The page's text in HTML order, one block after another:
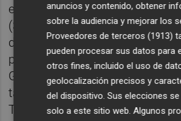
emergencias (Comdes) y la red
(Sirdee). Esta integración
de grupos mixtos de
por distintos cuerpos, como
Guardia Civil o Policía
tanto terminales móviles
Tetra o Tetrapol.
anuncios y contenido, obtener
sobre la audiencia y mejorar los
Proveedores de terceros (1913)
pueden procesar sus datos para
otros fines, incluido el uso de
geolocalización precisos y
del dispositivo. Sus elecciones
solo a este sitio web. Algunos